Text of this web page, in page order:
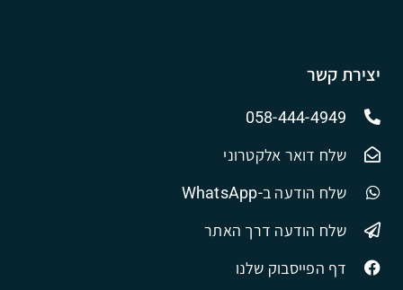
יצירת קשר
058-444-4949
שלח דואר אלקטרוני
שלח הודעה ב-WhatsApp
שלח הודעה דרך האתר
דף הפייסבוק שלנו